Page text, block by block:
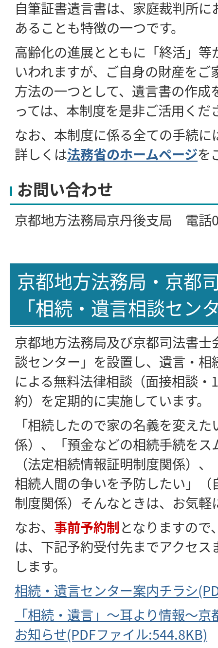
自筆証書遺言書は、家庭裁判所
あることも特徴の一つです。
高齢化の進展とともに「終活」等
いわれますが、ご自身の財産をご
方法の一つとして、遺言書の作成
っては、本制度を是非ご活用くだ
なお、本制度に係る全ての手続に
詳しくは法務省のホームページを
お問い合わせ
京都地方法務局京丹後支局 電話
京都地方法務局・京都
「相続・遺言相談セン
京都地方法務局及び京都司法書
談センター」を設置し、遺言・
による無料法律相談（面接相談・
約）を定期的に実施しています。
「相続したので家の名義を変え
係）、「預金などの相続手続をス
（法定相続情報証明制度関係）
相続人間の争いを予防したい」
制度関係）そんなときは、お気軽
なお、 事前予約制となりますの
は、下記予約受付先までアクセ
します。
相続・遺言センター案内チラシ
「相続・遺言」～耳より情報～
お知らせ(PDFファイル:544.8KB)